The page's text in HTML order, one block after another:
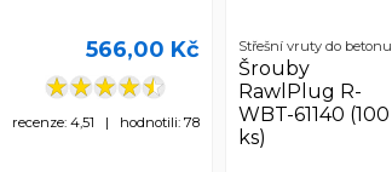
566,00 Kč
recenze: 4,51 | hodnotili: 78
Střešní vruty do betonu
Šrouby
RawlPlug R-
WBT-61140 (100
ks)